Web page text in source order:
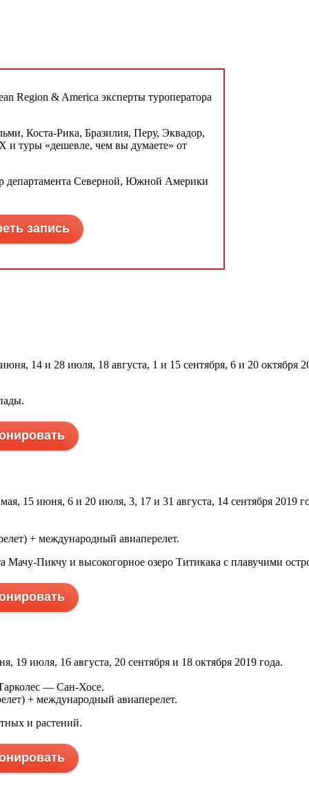
Region & America эксперты туроператора
Коста-Рика, Бразилия, Перу, Эквадор,
туры «дешевле, чем вы думаете» от
департамента Северной, Южной Америки
запись
14 и 28 июля, 18 августа, 1 и 15 сентября, 6 и 20 октября
15 июня, 6 и 20 июля, 3, 17 и 31 августа, 14 сентября 2019
+ международный авиаперелет.
Пикчу и высокогорное озеро Титикака с плавучими
19 июля, 16 августа, 20 сентября и 18 октября 2019 года.
— Сан-Хосе.
+ международный авиаперелет.
и растений.